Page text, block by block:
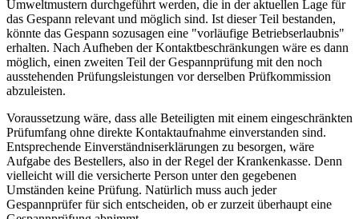
Umweltmustern durchgeführt werden, die in der aktuellen Lage für
das Gespann relevant und möglich sind. Ist dieser Teil bestanden,
könnte das Gespann sozusagen eine "vorläufige Betriebserlaubnis"
erhalten. Nach Aufheben der Kontaktbeschränkungen wäre es dann
möglich, einen zweiten Teil der Gespannprüfung mit den noch
ausstehenden Prüfungsleistungen vor derselben Prüfkommission
abzuleisten.
Voraussetzung wäre, dass alle Beteiligten mit einem eingeschränkten
Prüfumfang ohne direkte Kontaktaufnahme einverstanden sind.
Entsprechende Einverständniserklärungen zu besorgen, wäre
Aufgabe des Bestellers, also in der Regel der Krankenkasse. Denn
vielleicht will die versicherte Person unter den gegebenen
Umständen keine Prüfung. Natürlich muss auch jeder
Gespannprüfer für sich entscheiden, ob er zurzeit überhaupt eine